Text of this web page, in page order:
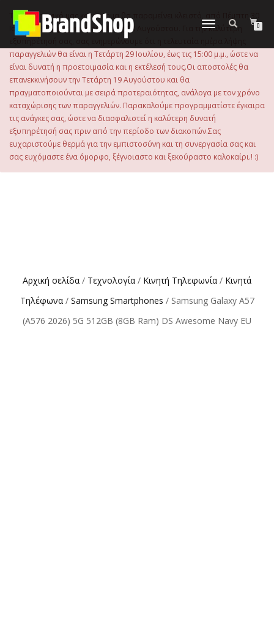
περιεχόμενο
Εναλλαγή
0
Το ηλεκτρονικό μας κατάστημα θα παραμείνει κλειστό, από Πέμπτη 30
Ιουλίου 2026 μέχρι και την Τρίτη 18 Αυγούστου. Για την καλύτερη
εξυπηρέτησή σας, σας ενημερώνουμε ότι η τελευταία ημέρα λήψης
παραγγελιών θα είναι η Τετάρτη 29 Ιουλίου, έως τις 15:00 μ.μ., ώστε να
είναι δυνατή η προετοιμασία και η εκτέλεσή τους.Οι αποστολές θα
επανεκκινήσουν την Τετάρτη 19 Αυγούστου και θα
πραγματοποιούνται με σειρά προτεραιότητας, ανάλογα με τον χρόνο
καταχώρισης των παραγγελιών. Παρακαλούμε προγραμματίστε έγκαιρα
τις ανάγκες σας, ώστε να διασφαλιστεί η καλύτερη δυνατή
εξυπηρέτησή σας πριν από την περίοδο των διακοπών.Σας
ευχαριστούμε θερμά για την εμπιστοσύνη και τη συνεργασία σας και
σας ευχόμαστε ένα όμορφο, ξέγνοιαστο και ξεκούραστο καλοκαίρι.! :)
Αρχική σελίδα / Τεχνολογία / Κινητή Τηλεφωνία / Κινητά
Τηλέφωνα/ Samsung Smartphones / Samsung Galaxy A57
(A576 2026) 5G 512GB (8GB Ram) DS Awesome Navy EU